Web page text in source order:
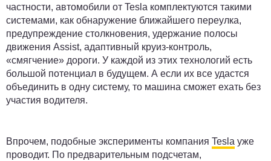
частности, автомобили от Tesla комплектуются такими
системами, как обнаружение ближайшего переулка,
предупреждение столкновения, удержание полосы
движения Assist, адаптивный круиз-контроль,
«смягчение» дороги. У каждой из этих технологий есть
большой потенциал в будущем. А если их все удастся
объединить в одну систему, то машина сможет ехать без
участия водителя.
Впрочем, подобные эксперименты компания Tesla уже
проводит. По предварительным подсчетам,